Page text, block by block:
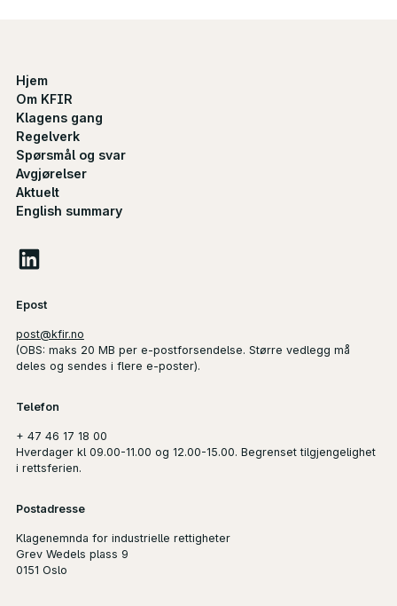
Hjem
Om KFIR
Klagens gang
Regelverk
Spørsmål og svar
Avgjørelser
Aktuelt
English summary
Epost
post@kfir.no
(OBS: maks 20 MB per e-postforsendelse. Større vedlegg må
deles og sendes i flere e-poster).
Telefon
+ 47 46 17 18 00
Hverdager kl 09.00-11.00 og 12.00-15.00. Begrenset tilgjengelighet
i rettsferien.
Postadresse
Klagenemnda for industrielle rettigheter
Grev Wedels plass 9
0151 Oslo